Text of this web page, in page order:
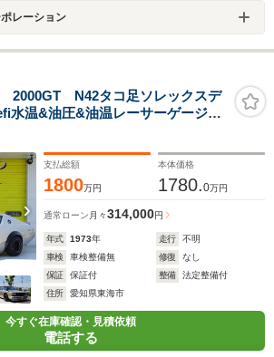
レーション
2000GT N42タコ足ソレックスデ
水温&油圧&油温レーサーゲージ・
点ロールバー・半革シート・エア
・スリットローター・ワタナベ
支払総額
1800万円
本体価格
1780.0万円
通常ローン 月々314,000円
年式 1973年 走行
不明
車検
車検整備無 修復
なし
保証
保証付 整備
法定整備付
住所
愛知県東海市
今すぐ在庫確認・見積依頼
電話する